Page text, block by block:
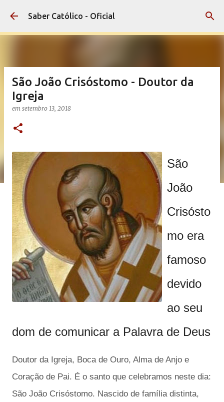
Pular para o conteúdo principal
Saber Católico - Oficial
São João Crisóstomo - Doutor da
Igreja
em setembro 13, 2018
São
João
Crisósto
mo era
famoso
devido
ao seu
dom de comunicar a Palavra de Deus
Doutor da Igreja, Boca de Ouro, Alma de Anjo e
Coração de Pai. É o santo que celebramos neste dia:
São João Crisóstomo. Nascido de família distinta,